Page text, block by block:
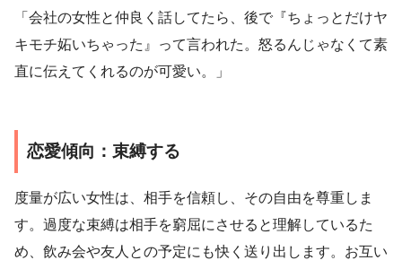
「会社の女性と仲良く話してたら、後で『ちょっとだけヤ
キモチ妬いちゃった』って言われた。怒るんじゃなくて素
直に伝えてくれるのが可愛い。」
恋愛傾向：束縛する
度量が広い女性は、相手を信頼し、その自由を尊重しま
す。過度な束縛は相手を窮屈にさせると理解しているた
め、飲み会や友人との予定にも快く送り出します。お互い